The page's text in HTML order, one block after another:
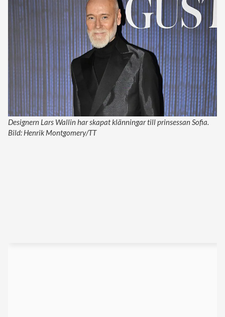
Designern Lars Wallin har skapat klänningar till prinsessan Sofia.
Bild: Henrik Montgomery/TT